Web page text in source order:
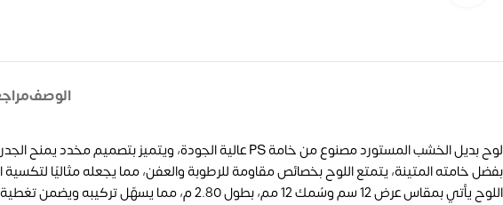
الوصف
لوح بديل الخشب المستورد مصنوع من خامة PS عالية الجودة، ويتميز بتصميم مخدد يمنح الجدران لمسة ديكور فريدة تحاكي مظهر الخشب الطبيعي بواقعية عالية.
بفضل خامته المتينة، يتمتع اللوح بخصائص مقاومة للرطوبة والعفن، مما يجعله مثاليًا لتكسية
اللوح يأتي بمقاس عرض 12 سم وسُمك 12 مم، بطول 2.80 م، مما يسهّل تركيبه ويضمن تغطية واسعة للمساحات بجودة واستمرارية.